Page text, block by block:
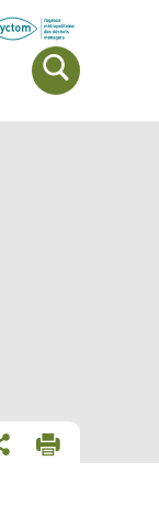
Moteur
de
recherche
Partagez